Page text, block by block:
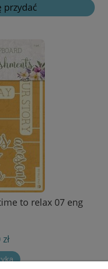
przydać
to relax 07 eng